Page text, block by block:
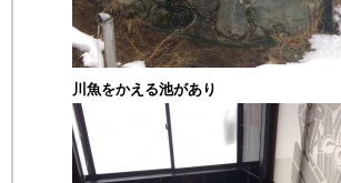
川魚をかえる池があり